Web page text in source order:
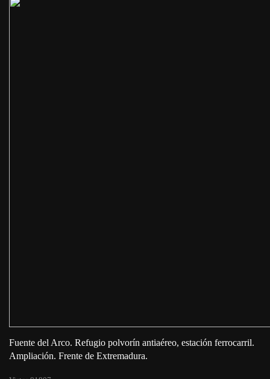
Fuente del Arco. Refugio polvorín antiaéreo, estación ferrocarril.
Ampliación. Frente de Extremadura.